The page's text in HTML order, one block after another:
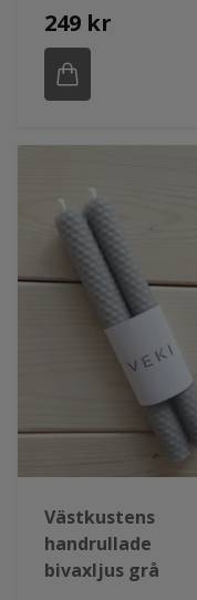
249 kr
Västkustens
handrullade
bivaxljus grå